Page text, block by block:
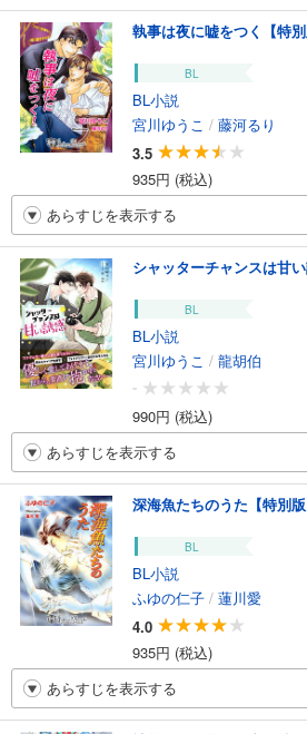
執事は夜に嘘をつく【特
BL
BL小説
宮川ゆうこ / 藤河るり
3.5
935円 (税込)
あらすじを表示する
シャッターチャンスは甘
BL
BL小説
宮川ゆうこ / 龍胡伯
-
990円 (税込)
あらすじを表示する
深海魚たちのうた【特別版
BL
BL小説
ふゆの仁子 / 蓮川愛
4.0
935円 (税込)
あらすじを表示する